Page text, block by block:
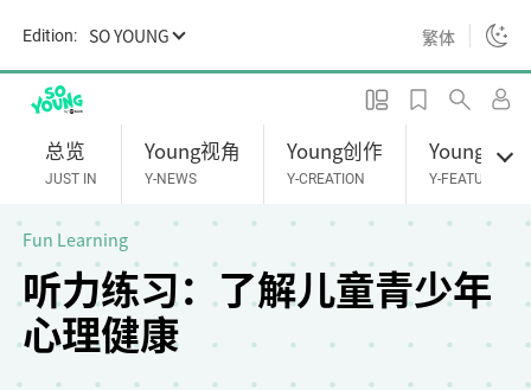
i
Edition: SO YOUNG 繁体
总览
JUST IN
Young视角
Y-NEWS
Young创作
Y-CREATION
Young专题
Y-FEATURES
听力练习：了解儿童青少年
心理健康
Fun Learning